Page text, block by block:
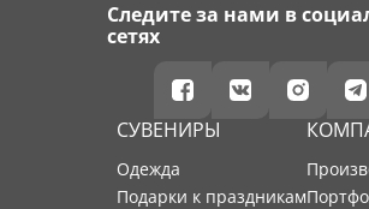
Следите за нами в
сетях
СУВЕНИРЫ
Одежда
Подарки к праздникам